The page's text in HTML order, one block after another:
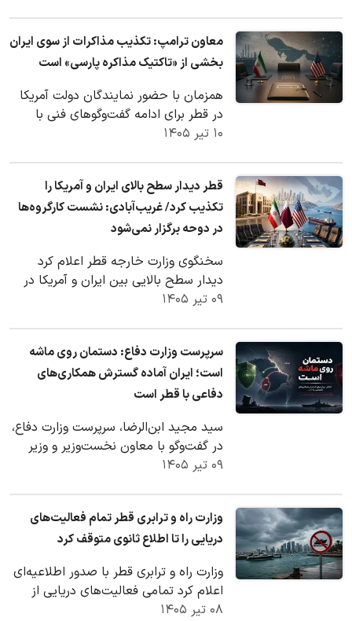
معاون ترامپ: تکذیب مذاکرات از سوی ایران
بخشی از «تاکتیک مذاکره پارسی» است
همزمان با حضور نمایندگان دولت آمریکا
در قطر برای ادامه گفت‌وگوهای فنی با
ایران، جی‌دی ونس، معاون رئیس‌جمهور
۱۰ تیر ۱۴۰۵
قطر دیدار سطح بالای ایران و آمریکا را
تکذیب کرد/ غریب‌آبادی: نشست کارگروه‌ها
در دوحه برگزار نمی‌شود
سخنگوی وزارت خارجه قطر اعلام کرد
دیدار سطح بالایی بین ایران و آمریکا در
دوحه برنامه‌ریزی نشده است. کاظم
۰۹ تیر ۱۴۰۵
سرپرست وزارت دفاع: دستمان روی ماشه
است؛ ایران آماده گسترش همکاری‌های
دفاعی با قطر است
سید مجید ابن‌الرضا، سرپرست وزارت دفاع،
در گفت‌وگو با معاون نخست‌وزیر و وزیر
دولت در امور دفاع قطر، با تأکید بر…
۰۹ تیر ۱۴۰۵
وزارت راه و ترابری قطر تمام فعالیت‌های
دریایی را تا اطلاع ثانوی متوقف کرد
وزارت راه و ترابری قطر با صدور اطلاعیه‌ای
اعلام کرد تمامی فعالیت‌های دریایی از
جمله قایق‌های تفریحی و ماهیگیری تا…
۰۸ تیر ۱۴۰۵